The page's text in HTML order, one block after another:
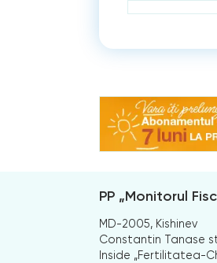
PP „Monitorul
MD-2005, Kishinev
Constantin Tanase
Inside „Fertilitatea-